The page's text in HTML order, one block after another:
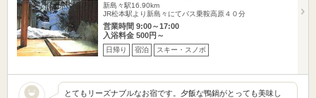
新島々駅16.90km
JR松本駅より新島々にてバス乗鞍高原４０分
営業時間 9:00～17:00
入浴料金 500円～
日帰り 宿泊 スキー・スノボ
とてもリーズナブルなお宿です。夕飯な鴨鍋がとっても美味し